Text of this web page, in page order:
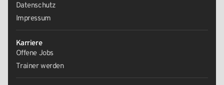
Datenschutz
Impressum
Karriere
Offene Jobs
Trainer werden